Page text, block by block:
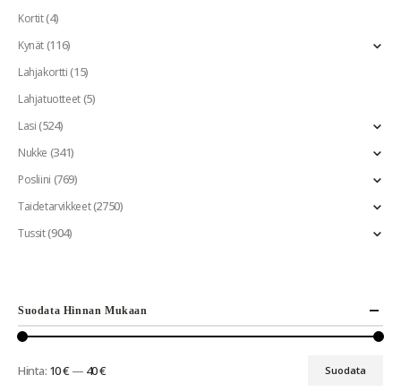
Kortit(4)
Kynät(116)
Lahjakortti(15)
Lahjatuotteet(5)
Lasi(524)
Nukke (341)
Posliini (769)
Taidetarvikkeet(2750)
Tussit(904)
Suodata Hinnan Mukaan
Suodata
Hinta: 10 € — 40 €